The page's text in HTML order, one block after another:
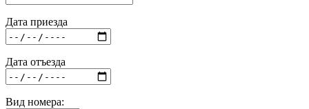
Дата приезда
Дата отъезда
Вид номера: